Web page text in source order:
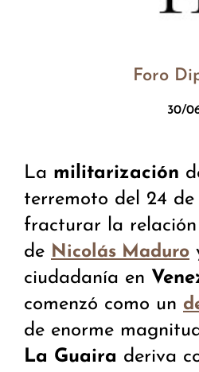
Foro
30/
La militarización
terremoto del 24
fracturar la
de Nicolás Maduro
ciudadanía en
comenzó como un
de enorme
La Guaira deriva